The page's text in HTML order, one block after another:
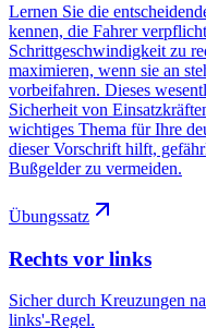
Lernen Sie die
kennen, die Fahrer
Schrittgeschwindigkeit zu
maximieren, wenn sie an
vorbeifahren. Dieses
Sicherheit von
wichtiges Thema für Ihre
dieser Vorschrift hilft,
Bußgelder zu vermeiden.
Übungssatz
Rechts vor links
Sicher durch Kreuzungen
links'-Regel.